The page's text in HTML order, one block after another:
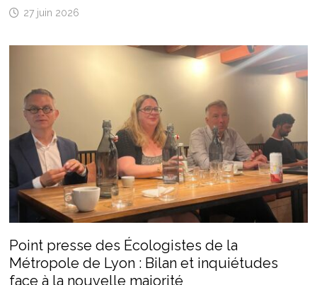
27 juin 2026
Point presse des Écologistes de la
Métropole de Lyon : Bilan et inquiétudes
face à la nouvelle majorité